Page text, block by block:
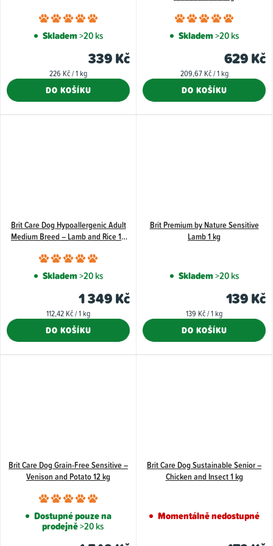
Průměrné
hodnocení
je
5,0
Skladem>20 ks
339 Kč
Měrná
226 Kč / 1 kg
DO KOŠÍKU
je
5,0
Skladem>20 ks
629 Kč
Měrná
209,67 Kč / 1 kg
DO KOŠÍKU
Brit Care Dog Hypoallergenic Adult
Medium Breed – Lamb and Rice 12
Průměrné
hodnocení
je
5,0
Skladem>20 ks
1 349 Kč
Měrná
112,42 Kč / 1 kg
DO KOŠÍKU
Brit Premium by Nature Sensitive
Lamb 1 kg
Skladem>20 ks
139 Kč
Měrná
139 Kč / 1 kg
DO KOŠÍKU
Brit Care Dog Grain-Free Sensitive –
Venison and Potato 12 kg
Průměrné
hodnocení
produktu
je
Dostupné pouze na
prodejně>20 ks
Brit Care Dog Sustainable Senior –
Chicken and Insect 1 kg
Momentálně nedostupné